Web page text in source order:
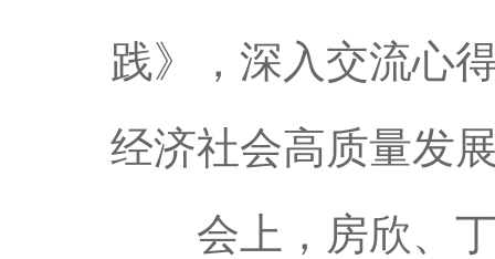
践》，深入交流心
经济社会高质量发
会上，房欣、丁